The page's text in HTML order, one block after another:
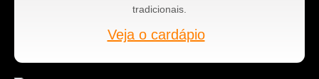
tradicionais.
Veja o cardápio